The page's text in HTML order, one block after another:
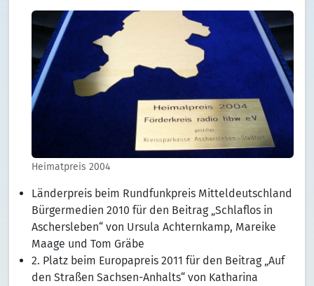
Heimatpreis 2004
Länderpreis beim Rundfunkpreis Mitteldeutschland
Bürgermedien 2010 für den Beitrag „Schlaflos in
Aschersleben“ von Ursula Achternkamp, Mareike
Maage und Tom Gräbe
2. Platz beim Europapreis 2011 für den Beitrag „Auf
den Straßen Sachsen-Anhalts“ von Katharina